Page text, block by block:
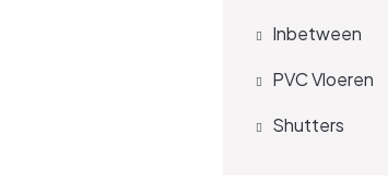
Inbetween
PVC Vloeren
Shutters